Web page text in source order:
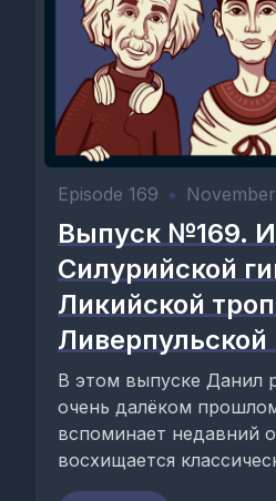
Episode 169 •
Выпуск №169.
Силурийской
Ликийской
Ливерпульской
В этом выпуске Данил
очень далёком
вспоминает недавний
восхищается
командой.Ведущие